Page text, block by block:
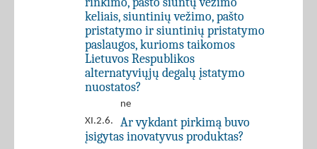
keliais, siuntinių vežimo, pašto
pristatymo ir siuntinių pristatymo
paslaugos, kurioms taikomos
Lietuvos Respublikos
alternatyviųjų degalų įstatymo
nuostatos?
ne
XI.2.6.
Ar vykdant pirkimą buvo
įsigytas inovatyvus produktas?